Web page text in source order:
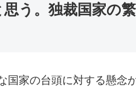
う。独裁国家の
国家の台頭に対する懸念